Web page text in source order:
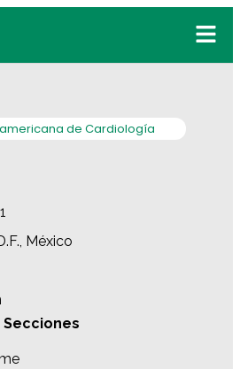
de Cardiología
México
Secciones